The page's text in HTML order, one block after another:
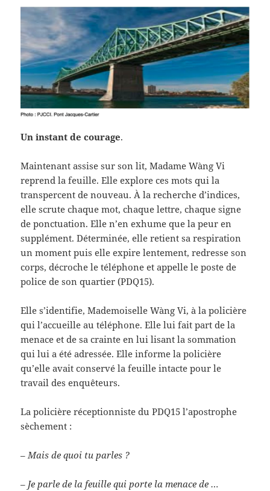
Un instant de courage.
Maintenant assise sur son lit, Madame Wàng Vi
reprend la feuille. Elle explore ces mots qui la
transpercent de nouveau. À la recherche d’indices,
elle scrute chaque mot, chaque lettre, chaque signe
de ponctuation. Elle n’en exhume que la peur en
supplément. Déterminée, elle retient sa respiration
un moment puis elle expire lentement, redresse son
corps, décroche le téléphone et appelle le poste de
police de son quartier (PDQ15).
Elle s’identifie, Mademoiselle Wàng Vi, à la policière
qui l’accueille au téléphone. Elle lui fait part de la
menace et de sa crainte en lui lisant la sommation
qui lui a été adressée. Elle informe la policière
qu’elle avait conservé la feuille intacte pour le
travail des enquêteurs.
La policière réceptionniste du PDQ15 l’apostrophe
sèchement :
–Mais de quoi tu parles ?
– Je parle de la feuille qui porte la menace de …